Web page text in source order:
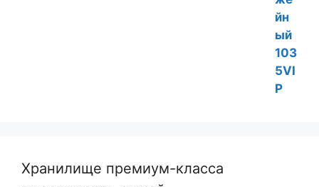
Хранилище премиум-класса